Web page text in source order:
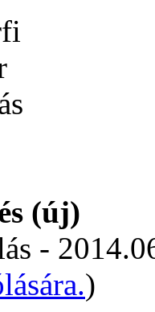
(új)
-
)